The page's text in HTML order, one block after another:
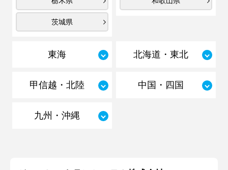
茨城県
東海 北海道・東北
甲信越・北陸 中国・四国
九州・沖縄